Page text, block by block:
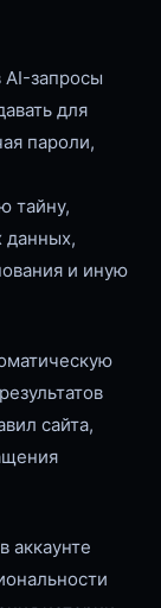
AI-запросы
для
пароли,
тайну,
данных,
и иную
сайта,
аккаунте